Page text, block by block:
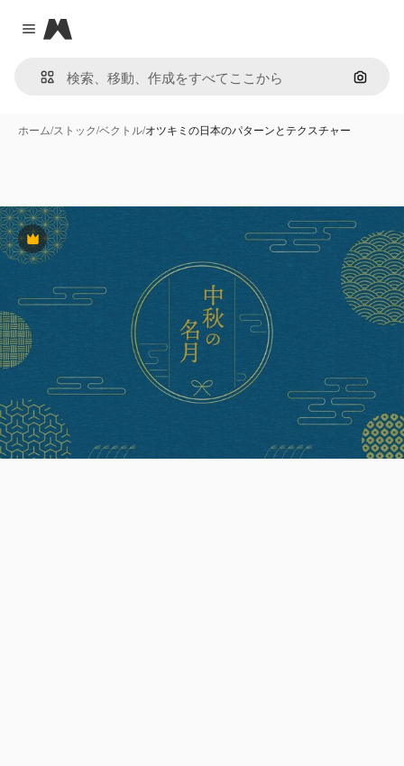
Close menu
Magnific
画像で
ホーム/ストック/ベクトル/オツキミの日本のパターンとテクスチャー
Premium